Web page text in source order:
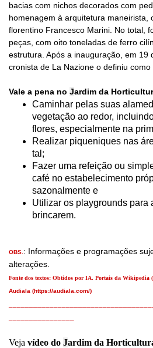
bacias com nichos decorados com
homenagem à arquitetura maneirista,
florentino Francesco Marini. No total,
peças, com oito toneladas de ferro
estrutura. Após a inauguração, em 19
cronista de La Nazione o definiu como
Vale a pena no Jardim da
Caminhar pelas suas
vegetação ao redor,
flores, especialmente na
Realizar piqueniques nas
tal;
Fazer uma refeição ou
café no estabelecimento
sazonalmente e
Utilizar os playgrounds para
brincarem.
OBS. : Informações e programações
alterações.
Fonte dos textos: Obtidos por IA. Portais da Wikipedia (
Audiala (https://audiala.com/)
Veja vídeo do Jardim da